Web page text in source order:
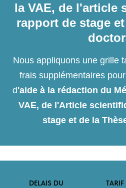
la VAE, de l'article
rapport de stage
Nous appliquons une grille
frais supplémentaires
d'aide à la rédaction du
VAE, de l'Article
stage et de la
DELAIS DU
TARIF